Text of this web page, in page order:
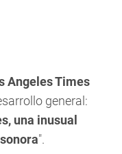
Angeles Times
general:
una inusual
".